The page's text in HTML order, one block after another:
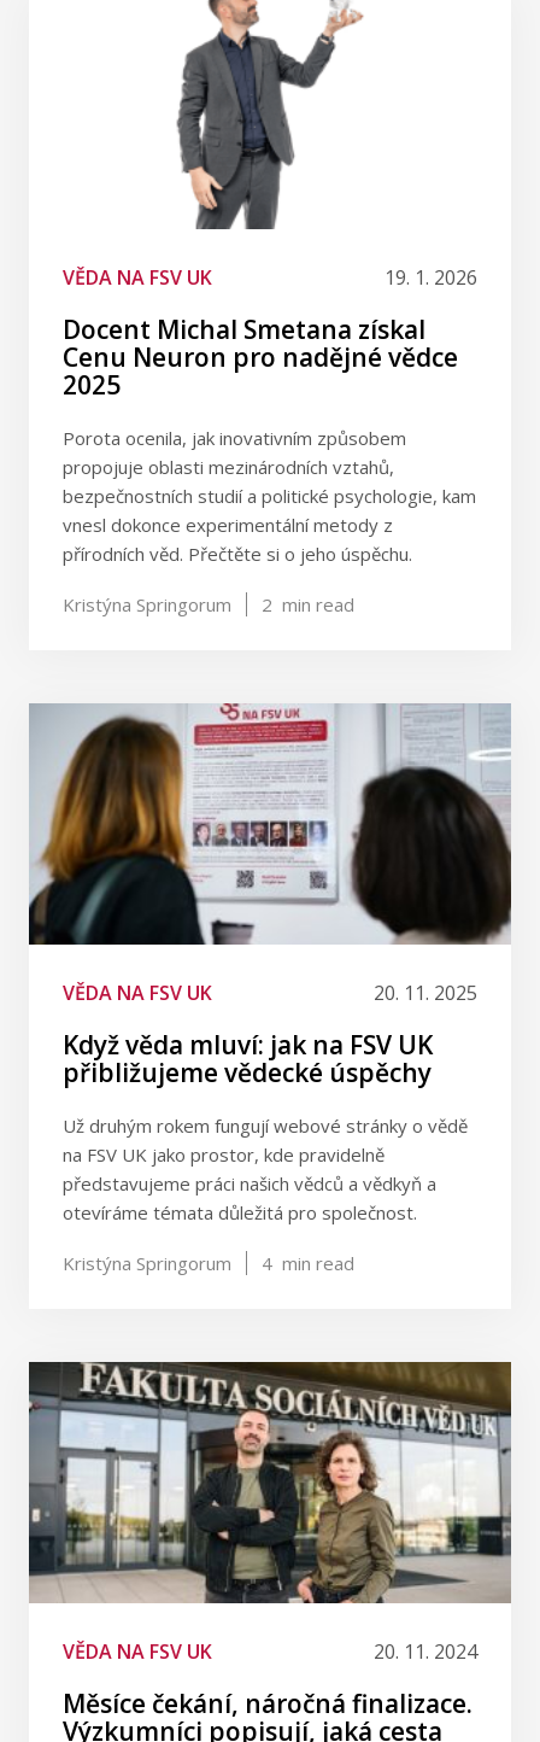
VĚDA NA FSV UK 19. 1. 2026
Docent Michal Smetana získal
Cenu Neuron pro nadějné vědce
2025
Porota ocenila, jak inovativním způsobem
propojuje oblasti mezinárodních vztahů,
bezpečnostních studií a politické psychologie, kam
vnesl dokonce experimentální metody z
přírodních věd. Přečtěte si o jeho úspěchu.
Kristýna Springorum 2 min read
VĚDA NA FSV UK 20. 11. 2025
Když věda mluví: jak na FSV UK
přibližujeme vědecké úspěchy
Už druhým rokem fungují webové stránky o vědě
na FSV UK jako prostor, kde pravidelně
představujeme práci našich vědců a vědkyň a
otevíráme témata důležitá pro společnost.
Kristýna Springorum 4 min read
VĚDA NA FSV UK 20. 11. 2024
Měsíce čekání, náročná finalizace.
Výzkumníci popisují, jaká cesta